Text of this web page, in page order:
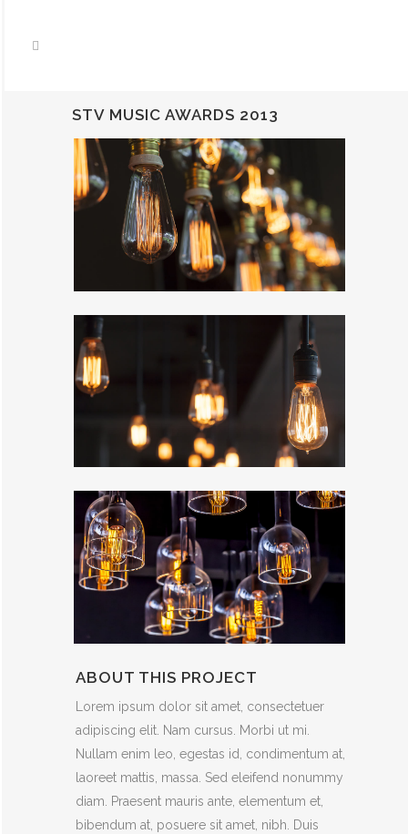
STV MUSIC AWARDS 2013
ABOUT THIS PROJECT
Lorem ipsum dolor sit amet, consectetuer
adipiscing elit. Nam cursus. Morbi ut mi.
Nullam enim leo, egestas id, condimentum at,
laoreet mattis, massa. Sed eleifend nonummy
diam. Praesent mauris ante, elementum et,
bibendum at, posuere sit amet, nibh. Duis